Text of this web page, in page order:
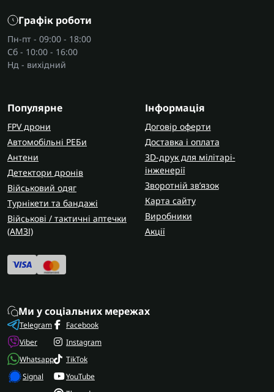
Графік роботи
Пн-пт - 09:00 - 18:00
Сб - 10:00 - 16:00
Нд - вихідний
Популярне
FPV дрони
Автомобільні РЕБи
Антени
Детектори дронів
Військовий одяг
Турнікети та бандажі
Військові / тактичні аптечки
(AMЗІ)
Інформація
Договір оферти
Доставка і оплата
3D-друк для мілітарі-
інженерії
Зворотній зв’язок
Карта сайту
Виробники
Акції
Ми у соціальних мережах
Telegram
Viber
Whatsapp
Signal
Facebook
Instagram
TikTok
YouTube